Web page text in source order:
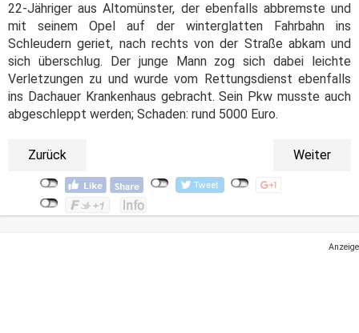
22-Jähriger aus Altomünster, der ebenfalls abbremste und
mit seinem Opel auf der winterglatten Fahrbahn ins
Schleudern geriet, nach rechts von der Straße abkam und
sich überschlug. Der junge Mann zog sich dabei leichte
Verletzungen zu und wurde vom Rettungsdienst ebenfalls
ins Dachauer Krankenhaus gebracht. Sein Pkw musste auch
abgeschleppt werden; Schaden: rund 5000 Euro.
Zurück Weiter
Anzeige